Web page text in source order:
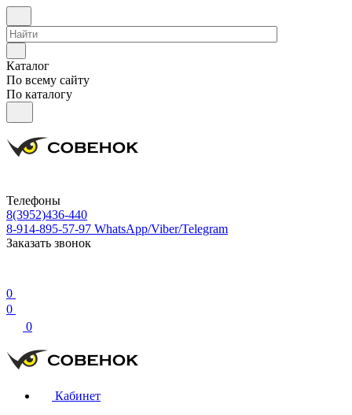
Каталог
По всему сайту
По каталогу
Телефоны
8(3952)436-440
8-914-895-57-97 WhatsApp/Viber/Telegram
Заказать звонок
0
0
0
Кабинет